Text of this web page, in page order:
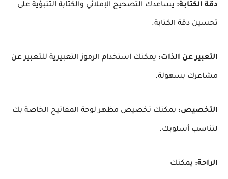
دقة الكتابة: يساعدك التصحيح الإملائي والكتابة التنبؤية على
تحسين دقة الكتابة.
التعبير عن الذات: يمكنك استخدام الرموز التعبيرية للتعبير عن
مشاعرك بسهولة.
التخصيص: يمكنك تخصيص مظهر لوحة المفاتيح الخاصة بك
لتناسب أسلوبك.
الراحة: يمكنك